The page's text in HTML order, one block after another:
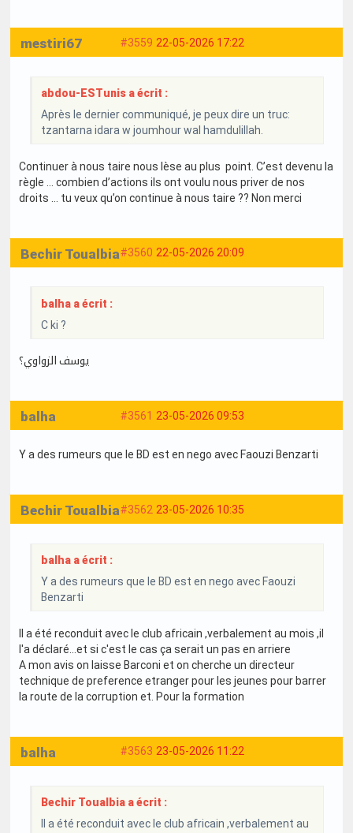
#3559 22-05-2026 17:22
mestiri67
abdou-ESTunis a écrit :
Après le dernier communiqué, je peux dire un truc:
tzantarna idara w joumhour wal hamdulillah.
Continuer à nous taire nous lèse au plus point. C’est devenu la
règle … combien d’actions ils ont voulu nous priver de nos
droits … tu veux qu’on continue à nous taire ?? Non merci
#3560 22-05-2026 20:09
Bechir Toualbia
balha a écrit :
C ki ?
يوسف الزواوي؟
#3561 23-05-2026 09:53
balha
Y a des rumeurs que le BD est en nego avec Faouzi Benzarti
#3562 23-05-2026 10:35
Bechir Toualbia
balha a écrit :
Y a des rumeurs que le BD est en nego avec Faouzi
Benzarti
Il a été reconduit avec le club africain ,verbalement au mois ,il
l'a déclaré...et si c'est le cas ça serait un pas en arriere
A mon avis on laisse Barconi et on cherche un directeur
technique de preference etranger pour les jeunes pour barrer
la route de la corruption et. Pour la formation
#3563 23-05-2026 11:22
balha
Bechir Toualbia a écrit :
Il a été reconduit avec le club africain ,verbalement au